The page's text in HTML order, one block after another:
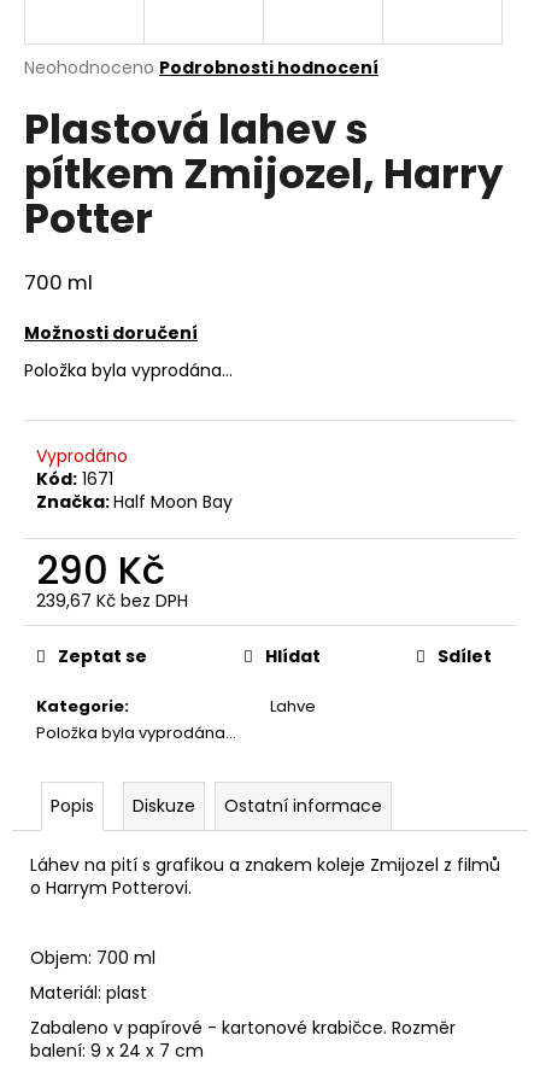
Průměrné
produktu
je
5
hvězdiček.
Neohodnoceno Podrobnosti hodnocení
Plastová lahev s
pítkem Zmijozel, Harry
Potter
700 ml
Možnosti doručení
Položka byla vyprodána…
Vyprodáno
Kód: 1671
Značka:Half Moon Bay
290 Kč
239,67 Kč bez DPH
Měrná
cena:
Kategorie:
Lahve
Položka byla vyprodána…
Zeptat se Hlídat Sdílet
Popis Diskuze Ostatní informace
Láhev na pití s grafikou a znakem koleje Zmijozel z filmů
o Harrym Potterovi.
Objem: 700 ml
Materiál: plast
Zabaleno v papírové - kartonové krabičce. Rozměr
balení: 9 x 24 x 7 cm
j
t
?
D
o
o
u
č
u
e
m
KOUZELNICKÉ
WIZARD
CHESS
SET,
POTTER
Kč
Původně:
599
Kč